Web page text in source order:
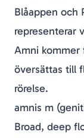
Blåappen och
representerar
Amni kommer
översättas till
rörelse.
amnis m
Broad, deep